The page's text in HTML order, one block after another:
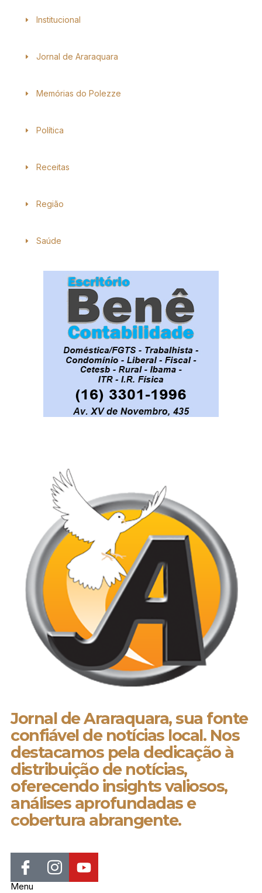
Institucional
Jornal de Araraquara
Memórias do Polezze
Política
Receitas
Região
Saúde
Jornal de Araraquara, sua fonte
confiável de notícias local. Nos
destacamos pela dedicação à
distribuição de notícias,
oferecendo insights valiosos,
análises aprofundadas e
cobertura abrangente.
Menu